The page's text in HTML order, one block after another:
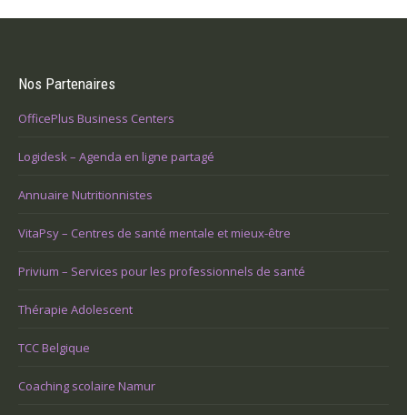
Nos Partenaires
OfficePlus Business Centers
Logidesk – Agenda en ligne partagé
Annuaire Nutritionnistes
VitaPsy – Centres de santé mentale et mieux-être
Privium – Services pour les professionnels de santé
Thérapie Adolescent
TCC Belgique
Coaching scolaire Namur